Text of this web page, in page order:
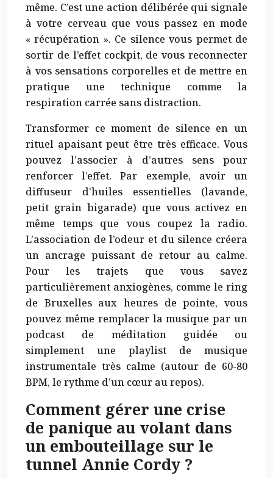
même. C’est une action délibérée qui signale
à votre cerveau que vous passez en mode
« récupération ». Ce silence vous permet de
sortir de l’effet cockpit, de vous reconnecter
à vos sensations corporelles et de mettre en
pratique une technique comme la
respiration carrée sans distraction.
Transformer ce moment de silence en un
rituel apaisant peut être très efficace. Vous
pouvez l’associer à d’autres sens pour
renforcer l’effet. Par exemple, avoir un
diffuseur d’huiles essentielles (lavande,
petit grain bigarade) que vous activez en
même temps que vous coupez la radio.
L’association de l’odeur et du silence créera
un ancrage puissant de retour au calme.
Pour les trajets que vous savez
particulièrement anxiogènes, comme le ring
de Bruxelles aux heures de pointe, vous
pouvez même remplacer la musique par un
podcast de méditation guidée ou
simplement une playlist de musique
instrumentale très calme (autour de 60-80
BPM, le rythme d’un cœur au repos).
Comment gérer une crise
de panique au volant dans
un embouteillage sur le
tunnel Annie Cordy ?